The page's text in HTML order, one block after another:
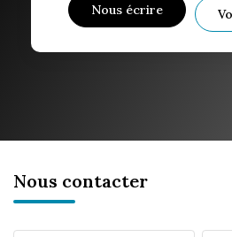
Nous écrire
Nous contacter